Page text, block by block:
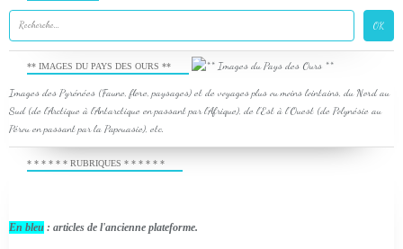
** IMAGES DU PAYS DES OURS **
Images des Pyrénées (Faune, flore, paysages) et de voyages plus ou moins lointains, du Nord au
Sud (de l'Arctique à l'Antarctique en passant par l'Afrique), de l'Est à l'Ouest (de Polynésie au
Pérou en passant par la Papouasie), etc.
* * * * * * RUBRIQUES * * * * * *
En bleu : articles de l'ancienne plateforme.